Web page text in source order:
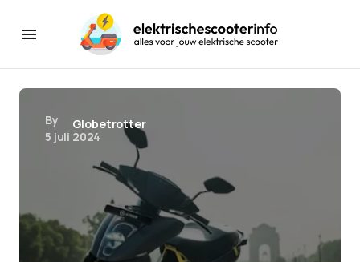
By
Globetrotter
5 juli 2024